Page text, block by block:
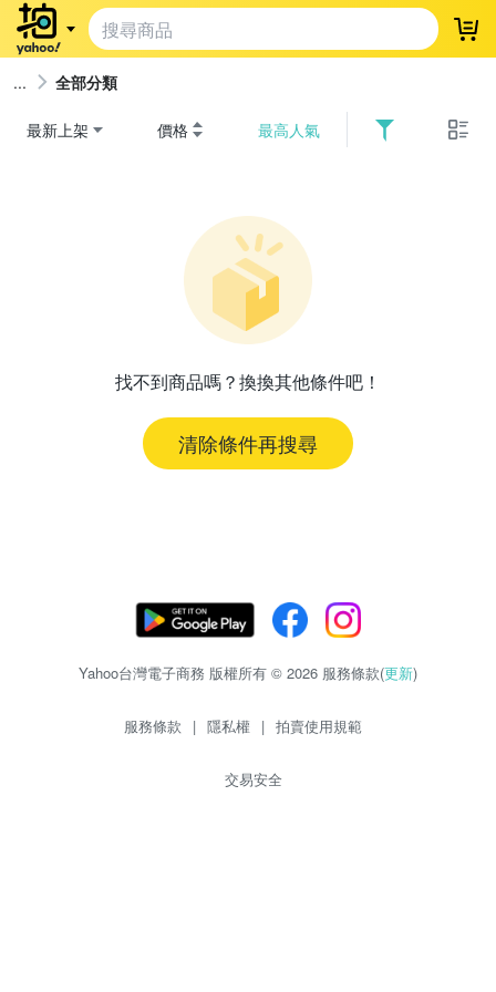
登
全部分類
最新上架 價格 最高人氣
找不到商品嗎？換換其他條件吧！
清除條件再搜尋
Yahoo台灣電子商務 版權所有 © 2026 服務條款(更新)
服務條款 | 隱私權 | 拍賣使用規範
交易安全